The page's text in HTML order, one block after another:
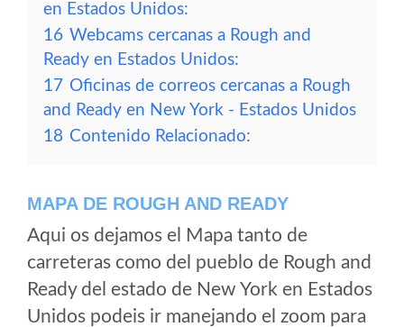
en Estados Unidos:
16 Webcams cercanas a Rough and
Ready en Estados Unidos:
17 Oficinas de correos cercanas a Rough
and Ready en New York - Estados Unidos
18 Contenido Relacionado:
MAPA DE ROUGH AND READY
Aqui os dejamos el Mapa tanto de
carreteras como del pueblo de Rough and
Ready del estado de New York en Estados
Unidos podeis ir manejando el zoom para